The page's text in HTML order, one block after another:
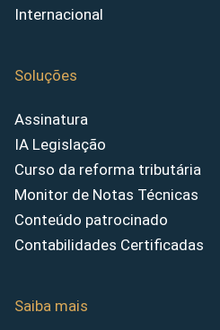
Internacional
Soluções
Assinatura
IA Legislação
Curso da reforma tributária
Monitor de Notas Técnicas
Conteúdo patrocinado
Contabilidades Certificadas
Saiba mais